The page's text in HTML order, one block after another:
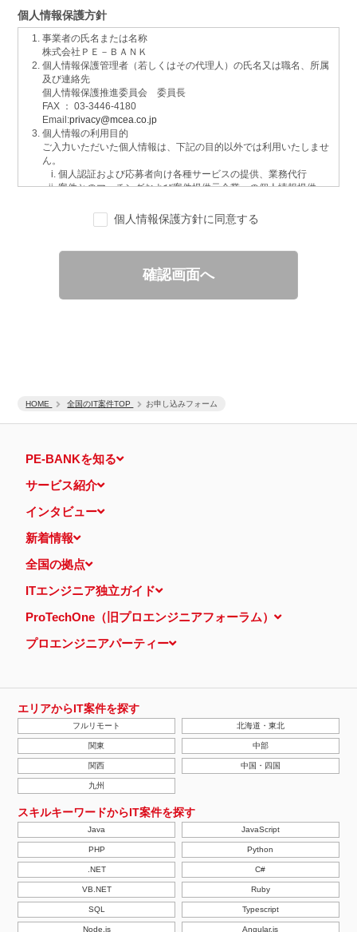
HOME 全国のIT案件TOP お申し込みフォーム
個人情報保護方針
事業者の氏名または名称
株式会社ＰＥ－ＢＡＮＫ
個人情報保護管理者（若しくはその代理人）の氏名又は職名、所属
及び連絡先
個人情報保護推進委員会 委員長
FAX ： 03-3446-4180
Email:privacy@mcea.co.jp
個人情報の利用目的
ご入力いただいた個人情報は、下記の目的以外では利用いたしませ
ん。
個人認証および応募者向け各種サービスの提供、業務代行
案件とのマッチングおよび案件提供元企業への個人情報提供
サービスに関するご意見、お問い合わせへの回答
ご要望の分析、各種統計データの算出と分析
当社運営のウェブサイト訪問前にクリックされている広告の情
報（クリック日や広告掲載サイトなど）を取得のうえ、情報と
照合して広告効果を測定
個人情報の第三者提供について
的の通知・開示・内容の訂正・追加または削除・利用の停止・消去
認定個人情報保護団体の名称および、苦情の解決の申出先
一般社団法人日本個人情報管理協会（JAPiCO）
相談・苦情受付窓口
ル泉岳寺前
本人が容易に認識できない方法による個人情報の取得
当ウェブサイトでは、広告配信事業者が提供するプログラムを利用
し、特定のサイトにおいて行動ターゲティング広告（サイト閲覧情
報などをもとにユーザーの興味・関心にあわせて広告を配信する広
告手法）を行っております。 その際、ユーザーのサイト訪問履歴
情報を採取するためCookieを使用しています（ただし、個人を特
定・識別できるような情報は一切含まれておりません）。
正、その他個人情報の安全管理のために必要かつ適切な措置を講じ
ます。
当社の個人情報の取扱いに関する苦情、相談等の問合せ先
株式会社ＰＥ－ＢＡＮＫ 個人情報相談窓口
FAX：03-3446-4180
Email：privacy@mcea.co.jp
【2019年10月7日 改訂】
個人情報保護方針に同意する
確認画面へ
PE-BANKを知る
サービス紹介
インタビュー
新着情報
全国の拠点
ITエンジニア独立ガイド
ProTechOne（旧プロエンジニアフォーラム）
プロエンジニアパーティー
エリアからIT案件を探す
フルリモート 北海道・東北
関東 中部
関西 中国・四国
九州
スキルキーワードからIT案件を探す
Java JavaScript
PHP Python
.NET C#
VB.NET Ruby
SQL Typescript
Node.js Angular.js